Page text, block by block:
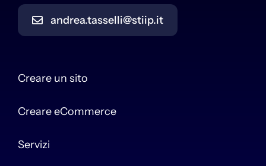
andrea.tasselli@stiip.it
Creare un sito
Creare eCommerce
Servizi